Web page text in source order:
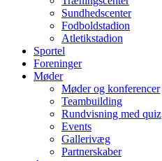
Sundhedscenter
Fodboldstadion
Atletikstadion
Sportel
Foreninger
Møder
Møder og konferencer
Teambuilding
Rundvisning med quiz
Events
Gallerivæg
Partnerskaber